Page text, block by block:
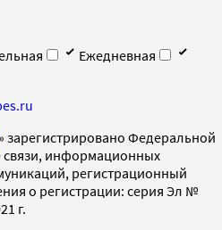
Ежедневная
» зарегистрировано Федеральной
связи, информационных
регистрационный
о регистрации: серия Эл №
г.